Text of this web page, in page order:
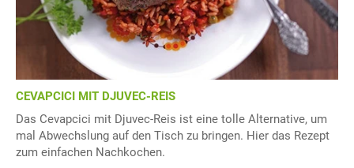
CEVAPCICI MIT DJUVEC-REIS
Das Cevapcici mit Djuvec-Reis ist eine tolle Alternative, um
mal Abwechslung auf den Tisch zu bringen. Hier das Rezept
zum einfachen Nachkochen.